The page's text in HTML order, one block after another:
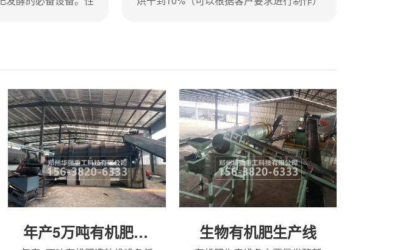
升温；4、工作过程
双向工作、带双班
，工作效率高，控制
负载；6、工作速度
，适应材料负荷变
...
粉碎、分解去臭等工序，精制而成。鸡粪烘
干机的性能特点就是除尘除臭，鲜鸡粪可变
猪饲料，废品也是有机肥,鸡粪烘干机可以把
70%—80%含水量的粪便烘干到13%（可以
根据客户要求进行制作）含水量的粪便。...
年产5万吨有机肥生产线 生物有机肥生产线